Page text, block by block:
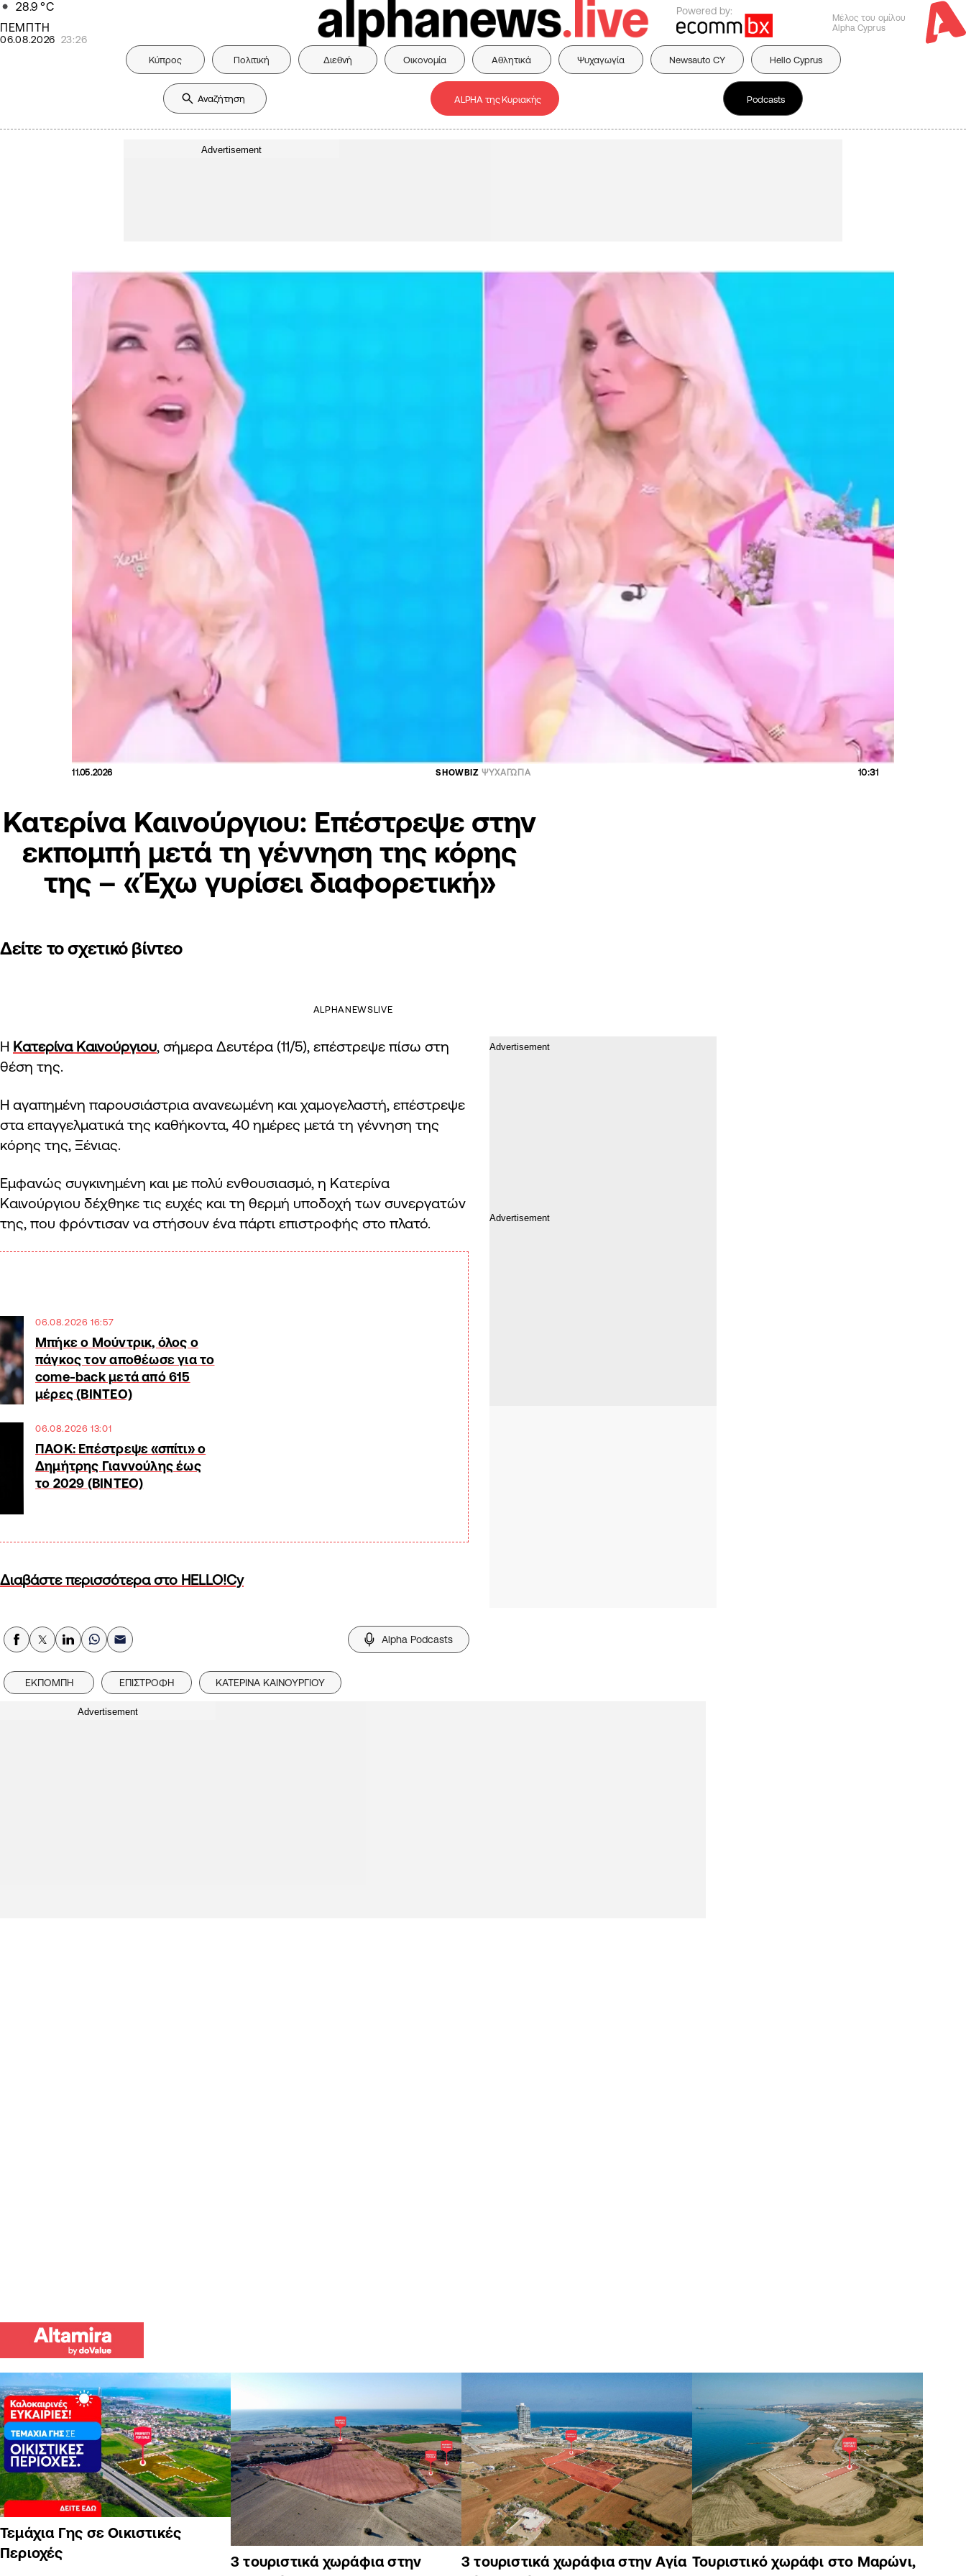
28.9 °C
ΠΕΜΠΤΗ
06.08.2026 23:26
Powered by:
Μέλος του ομίλου
Alpha Cyprus
Κύπρος Πολιτική Διεθνή Οικονομία Αθλητικά Ψυχαγωγία Newsauto CY Hello Cyprus
ALPHA της Κυριακής Podcasts
Advertisement
11.05.2026 SHOWBIZ ΨΥΧΑΓΩΓΙΑ 10:31
Κατερίνα Καινούργιου: Eπέστρεψε στην
εκπομπή μετά τη γέννηση της κόρης
της – «Έχω γυρίσει διαφορετική»
Δείτε το σχετικό βίντεο
ALPHANEWSLIVE
H Κατερίνα Καινούργιου, σήμερα Δευτέρα (11/5), επέστρεψε πίσω στη
θέση της.
Η αγαπημένη παρουσιάστρια ανανεωμένη και χαμογελαστή, επέστρεψε
στα επαγγελματικά της καθήκοντα, 40 ημέρες μετά τη γέννηση της
κόρης της, Ξένιας.
Εμφανώς συγκινημένη και με πολύ ενθουσιασμό, η Κατερίνα
Καινούργιου δέχθηκε τις ευχές και τη θερμή υποδοχή των συνεργατών
της, που φρόντισαν να στήσουν ένα πάρτι επιστροφής στο πλατό.
06.08.2026 16:57
Μπήκε ο Μούντρικ, όλος ο
πάγκος τον αποθέωσε για το
come-back μετά από 615
μέρες (ΒΙΝΤΕΟ)
06.08.2026 13:01
ΠΑΟΚ: Επέστρεψε «σπίτι» ο
Δημήτρης Γιαννούλης έως
το 2029 (ΒΙΝΤΕΟ)
Διαβάστε περισσότερα στο HELLO!Cy
Alpha Podcasts
ΕΚΠΟΜΠΗ ΕΠΙΣΤΡΟΦΗ ΚΑΤΕΡΙΝΑ ΚΑΙΝΟΥΡΓΙΟΥ
Advertisement
Τεμάχια Γης σε Οικιστικές
Περιοχές
3 τουριστικά χωράφια στην
3 τουριστικά χωράφια στην Αγία Τουριστικό χωράφι στο Μαρώνι,